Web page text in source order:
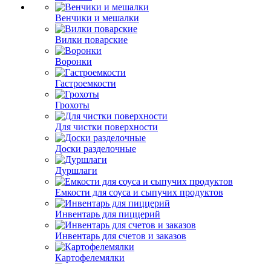
Венчики и мешалки
Вилки поварские
Воронки
Гастроемкости
Грохоты
Для чистки поверхности
Доски разделочные
Дуршлаги
Емкости для соуса и сыпучих продуктов
Инвентарь для пиццерий
Инвентарь для счетов и заказов
Картофелемялки